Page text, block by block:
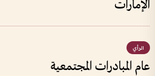
الإمارات
الرأي
عام المبادرات المجتمعية